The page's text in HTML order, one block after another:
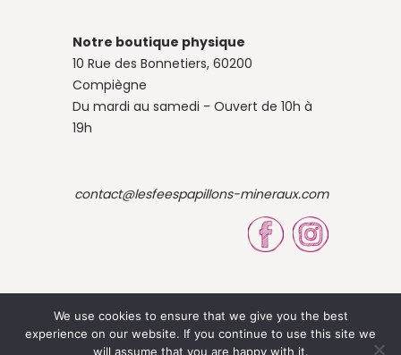
Notre boutique physique
10 Rue des Bonnetiers, 60200
Compiègne
Du mardi au samedi - Ouvert de 10h à
19h
contact@lesfeespapillons-mineraux.com
We use cookies to ensure that we give you the best
experience on our website. If you continue to use this site we
will assume that you are happy with it.